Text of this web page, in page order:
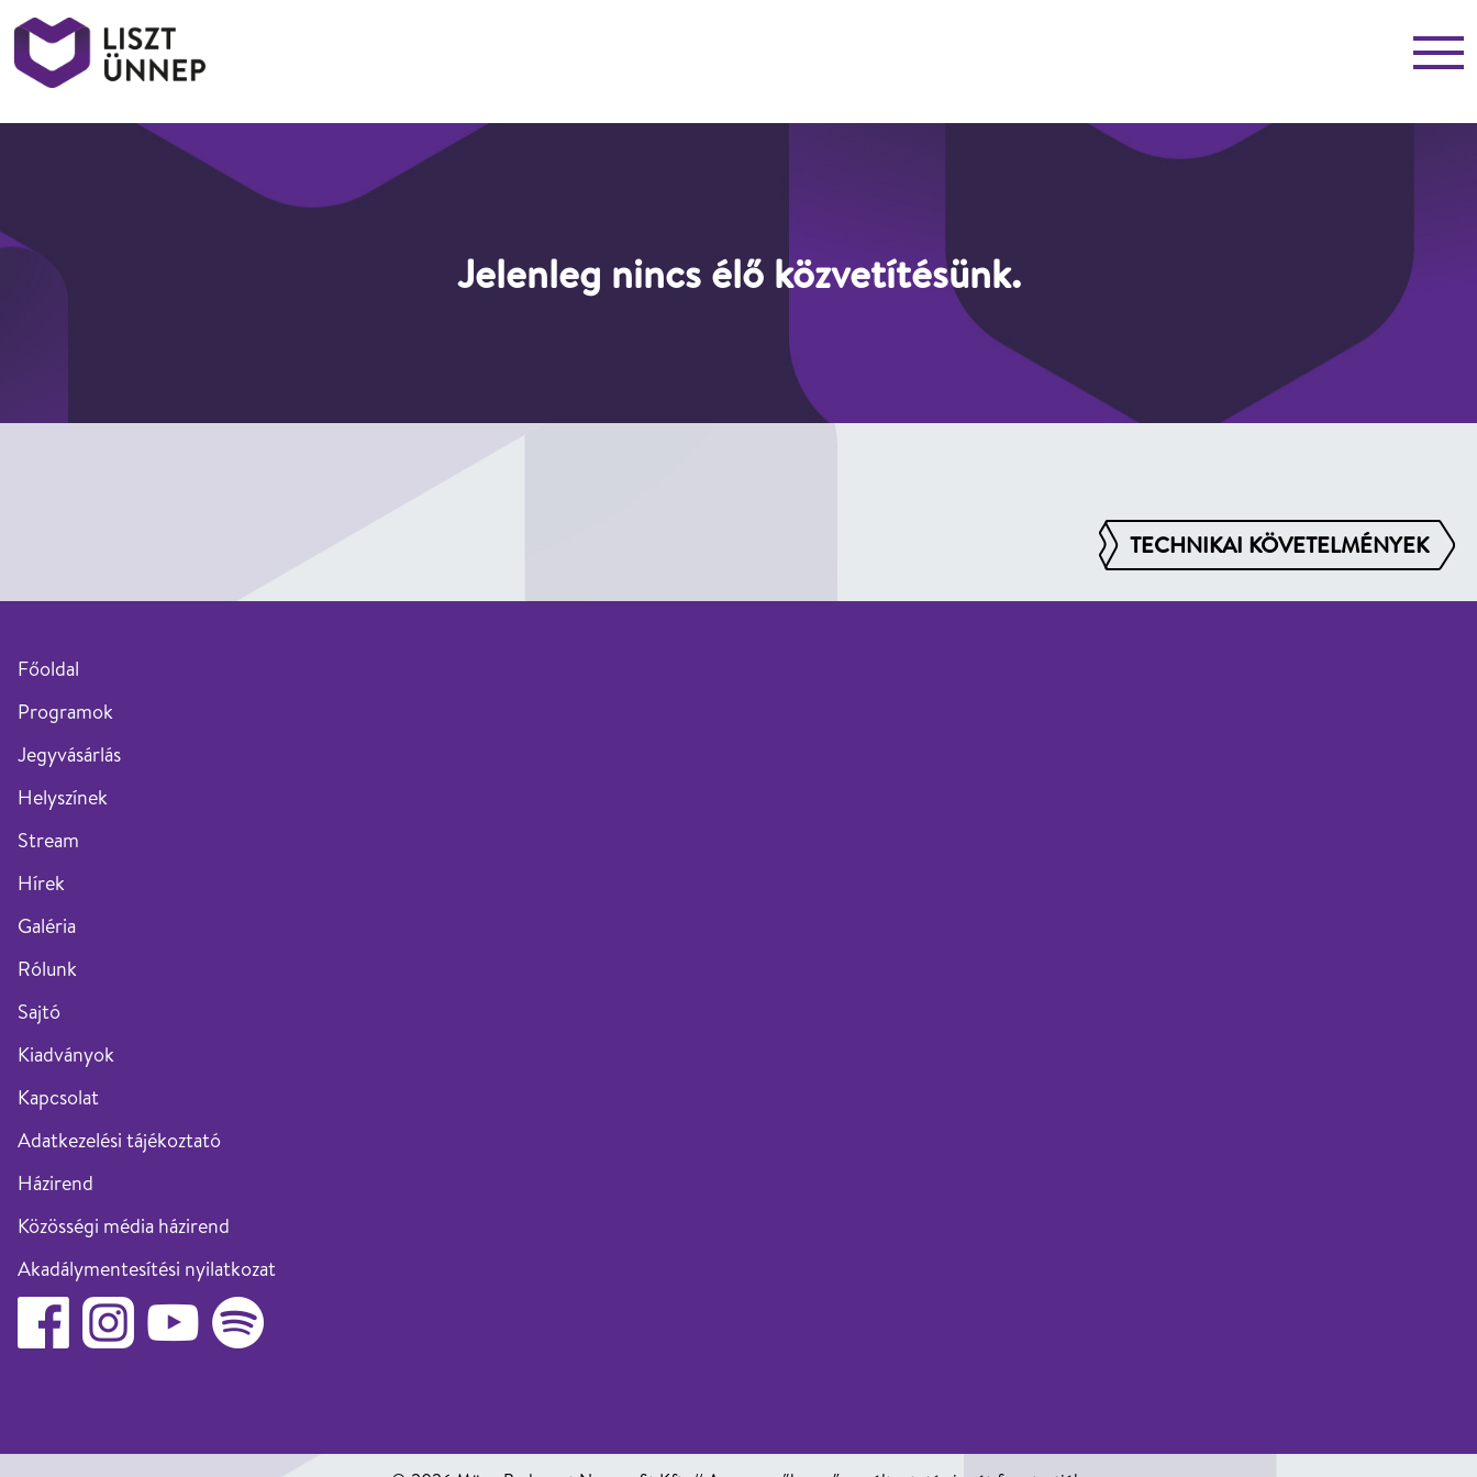
Menü
Jelenleg nincs élő közvetítésünk.
TECHNIKAI KÖVETELMÉNYEK
Főoldal
Programok
Jegyvásárlás
Helyszínek
Stream
Hírek
Galéria
Rólunk
Sajtó
Kiadványok
Kapcsolat
Adatkezelési tájékoztató
Házirend
Közösségi média házirend
Akadálymentesítési nyilatkozat
Facebookfooter.lisztunnep.social_media.instagram
Youtube Spotify